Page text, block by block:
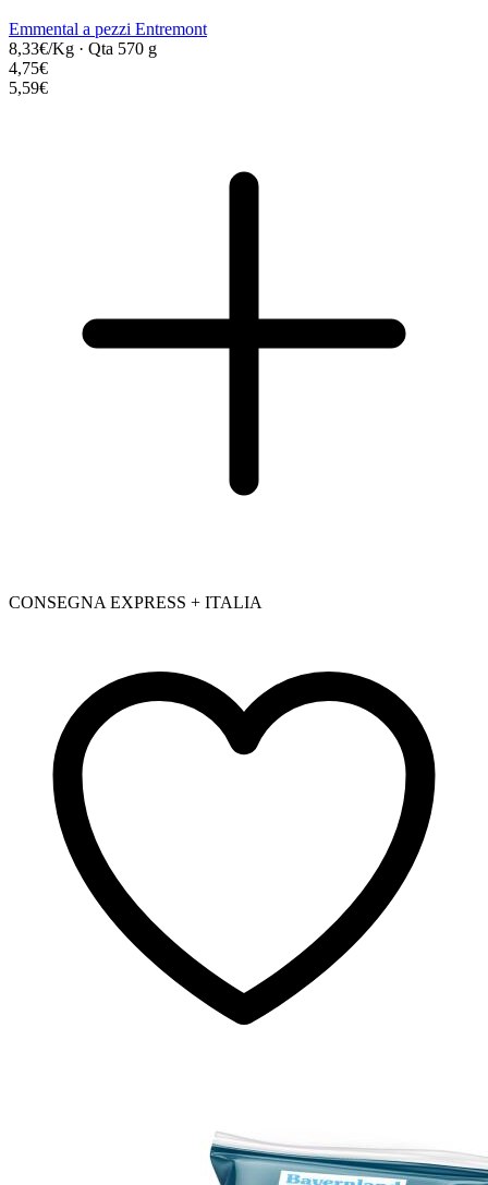
Emmental a pezzi Entremont
8,33€/Kg · Qta 570 g
4,75€
5,59€
CONSEGNA EXPRESS + ITALIA